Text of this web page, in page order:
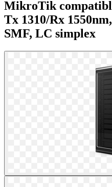
MikroTik
Tx 1310/Rx
SMF, LC simplex